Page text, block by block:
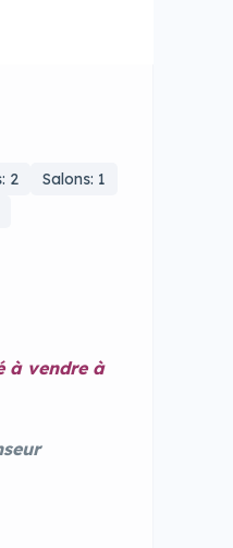
2
Salons: 1
à vendre à